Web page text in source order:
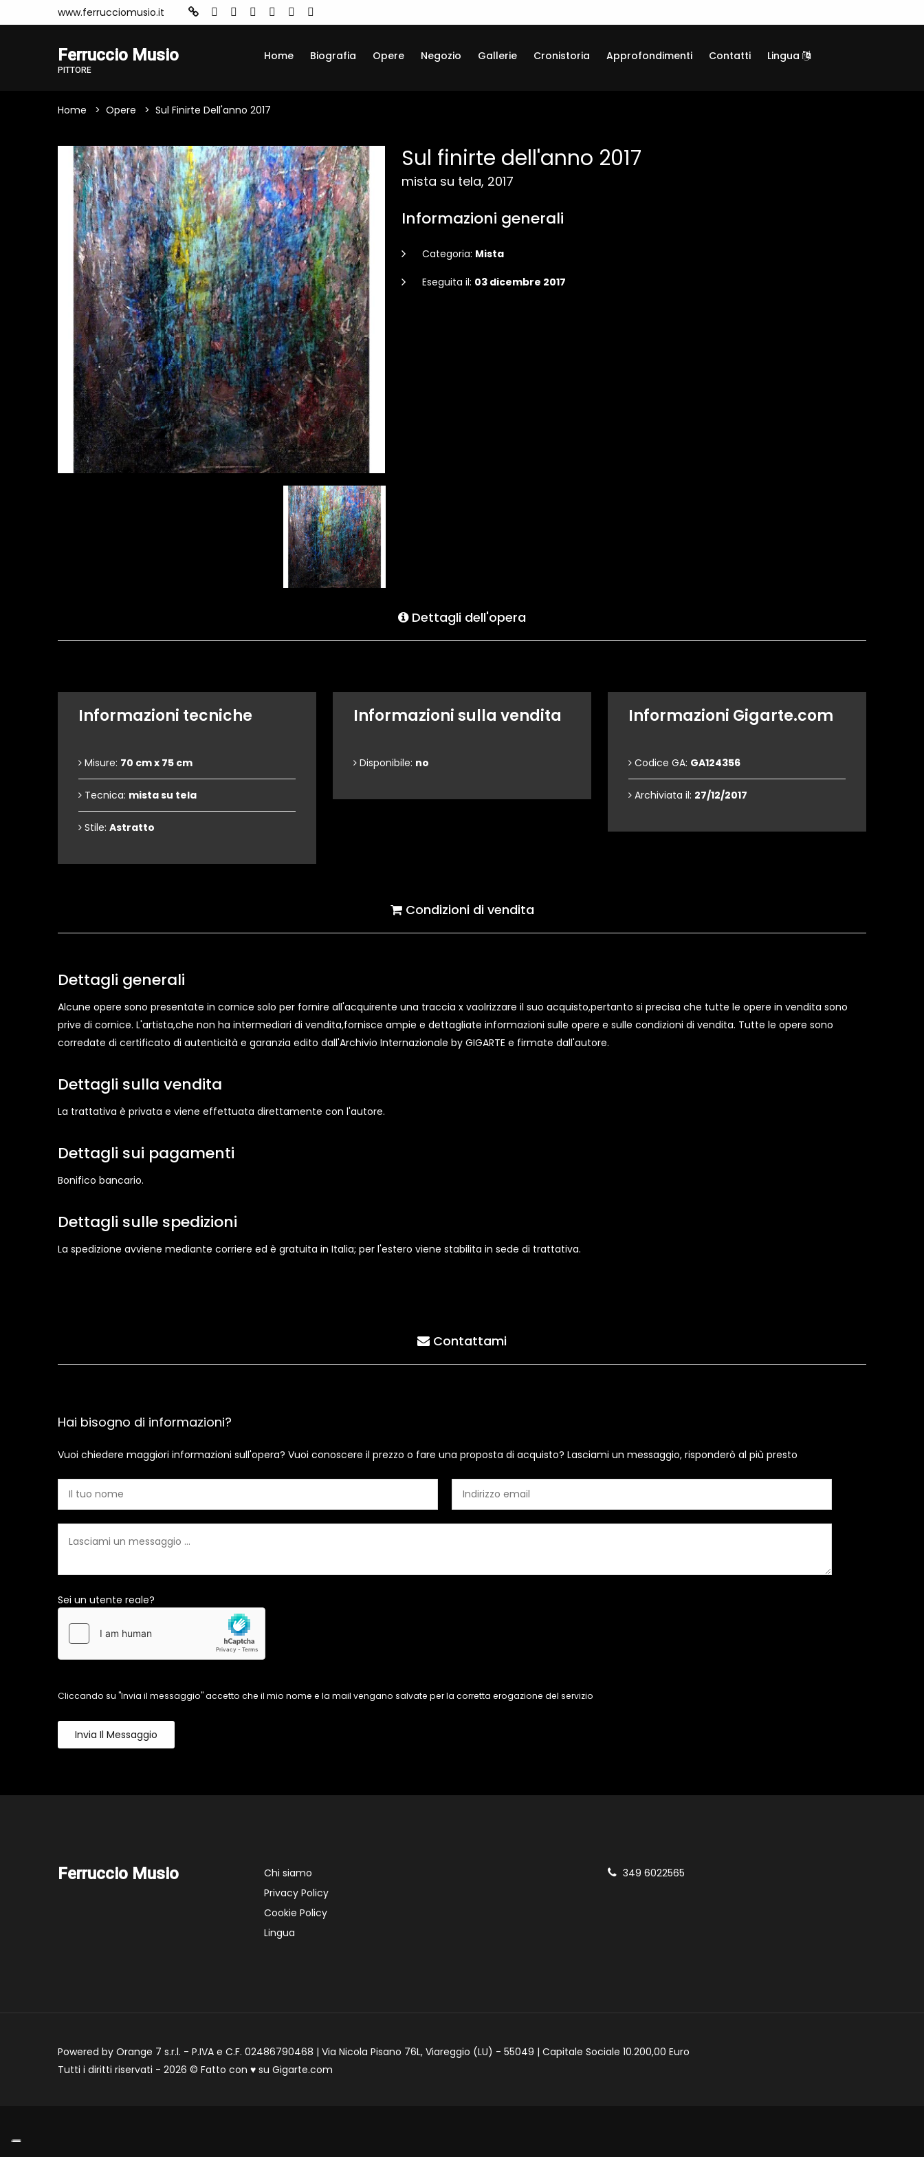
www.ferrucciomusio.it
Ferruccio Musio
PITTORE
Home Biografia Opere Negozio Gallerie Cronistoria Approfondimenti Contatti Lingua
Home Opere Sul Finirte Dell'anno 2017
Sul finirte dell'anno 2017
mista su tela, 2017
Informazioni generali
Categoria: Mista
Eseguita il: 03 dicembre 2017
Dettagli dell'opera
Informazioni tecniche
Misure: 70 cm x 75 cm
Tecnica: mista su tela
Stile: Astratto
Informazioni sulla vendita
Disponibile: no
Informazioni Gigarte.com
Codice GA: GA124356
Archiviata il: 27/12/2017
Condizioni di vendita
Dettagli generali
Alcune opere sono presentate in cornice solo per fornire all'acquirente una traccia x vaolrizzare il suo acquisto,pertanto si precisa che tutte le opere in vendita sono
prive di cornice. L'artista,che non ha intermediari di vendita,fornisce ampie e dettagliate informazioni sulle opere e sulle condizioni di vendita. Tutte le opere sono
corredate di certificato di autenticità e garanzia edito dall'Archivio Internazionale by GIGARTE e firmate dall'autore.
Dettagli sulla vendita
La trattativa è privata e viene effettuata direttamente con l'autore.
Dettagli sui pagamenti
Bonifico bancario.
Dettagli sulle spedizioni
La spedizione avviene mediante corriere ed è gratuita in Italia; per l'estero viene stabilita in sede di trattativa.
Contattami
Hai bisogno di informazioni?
Vuoi chiedere maggiori informazioni sull'opera? Vuoi conoscere il prezzo o fare una proposta di acquisto? Lasciami un messaggio, risponderò al più presto
Sei un utente reale?
Cliccando su "Invia il messaggio" accetto che il mio nome e la mail vengano salvate per la corretta erogazione del servizio
Invia Il Messaggio
Ferruccio Musio
Chi siamo
Privacy Policy
Cookie Policy
Lingua
349 6022565
Powered by Orange 7 s.r.l. - P.IVA e C.F. 02486790468 | Via Nicola Pisano 76L, Viareggio (LU) - 55049 | Capitale Sociale 10.200,00 Euro
Tutti i diritti riservati - 2026 © Fatto con ♥ su Gigarte.com